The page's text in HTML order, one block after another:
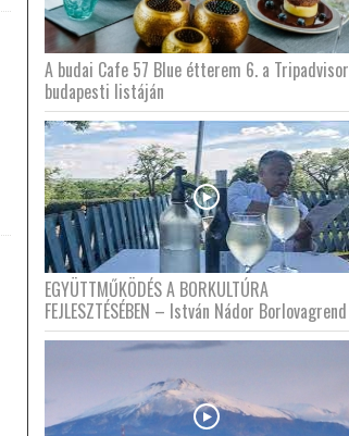
A budai Cafe 57 Blue étterem 6. a Tripadvisor
budapesti listáján
EGYÜTTMŰKÖDÉS A BORKULTÚRA
FEJLESZTÉSÉBEN – István Nádor Borlovagrend